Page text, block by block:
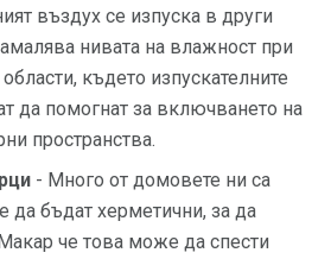
въздух се изпуска в други
нивата на влажност при
където изпускателните
да помогнат за включването на
пространства.
- Много от домовете ни са
да бъдат херметични, за да
че това може да спести